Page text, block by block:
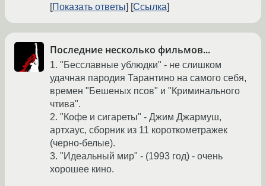
Показать ответы
Ссылка
Последние несколько фильмов...
1. "Бесславные ублюдки" - не слишком
удачная пародия Тарантино на самого себя,
времен "Бешеных псов" и "Криминального
чтива".
2. "Кофе и сигареты" - Джим Джармуш,
артхаус, сборник из 11 короткометражек
(черно-белые).
3. "Идеальный мир" - (1993 год) - очень
хорошее кино.